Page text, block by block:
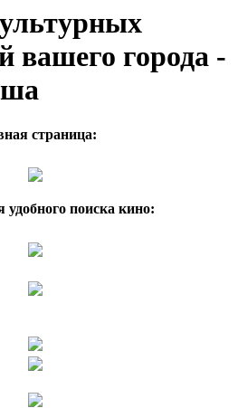
вашего города -
страница:
поиска кино: